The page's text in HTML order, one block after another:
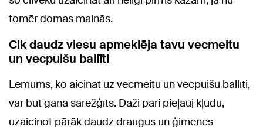
tomēr domas mainās.
Cik daudz viesu apmeklēja tavu vecmeitu
un vecpuišu ballīti
Lēmums, ko aicināt uz vecmeitu un vecpuišu ballīti,
var būt gana sarežģīts. Daži pāri pieļauj kļūdu,
uzaicinot pārāk daudz draugus un ģimenes